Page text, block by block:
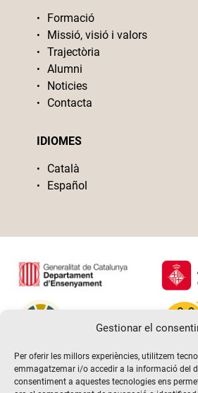
Gestionar el
Per oferir les millors experiències, utilitzem
emmagatzemar i/o accedir a la informació del
consentiment a aquestes tecnologies ens
Formació
Missió, visió i valors
Trajectòria
Alumni
Noticies
Contacta
IDIOMES
Català
Español